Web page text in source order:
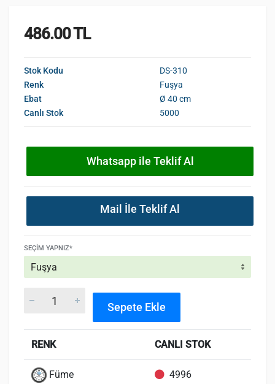
486.00 TL
Stok Kodu
DS-310
Renk
Fuşya
Ebat
Ø 40 cm
Canlı Stok
5000
Whatsapp ile Teklif Al
Mail İle Teklif Al
SEÇIM YAPNIZ*
Sepete Ekle
RENK CANLI STOK
Füme 4996